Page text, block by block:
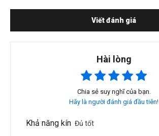
Viết đánh giá
Hài lòng
Chia sẻ suy nghĩ của bạn.
Hãy là người đánh giá đầu tiên!
Khả năng kín Đủ tốt